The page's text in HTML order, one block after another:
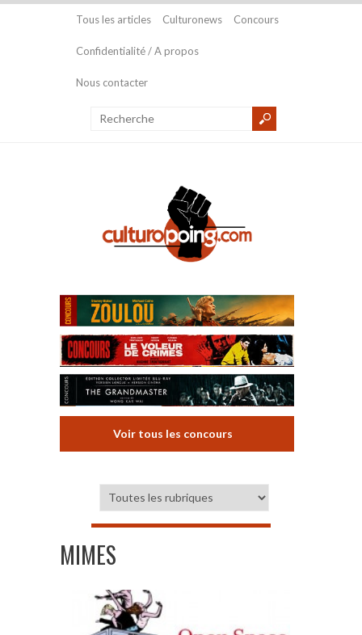
Tous les articles Culturonews Concours
Confidentialité / A propos
Nous contacter
Voir tous les concours
MIMES